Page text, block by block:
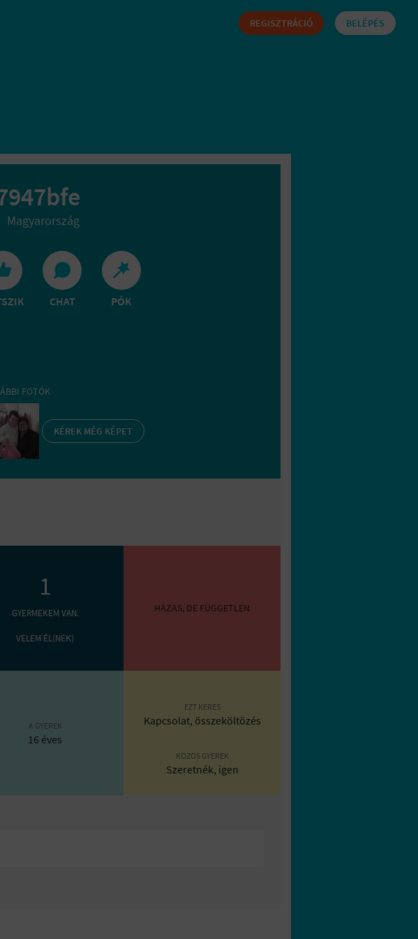
BELÉPÉS
REGISZTRÁCIÓ
Magyarország
CHAT PÓK
FOTÓK
KÉREK MÉG KÉPET
1
GYERMEKEM VAN.
VELEM ÉL(NEK)
A GYEREK
16 éves
HÁZAS, DE FÜGGETLEN
EZT KERES
Kapcsolat, összeköltözés
KÖZÖS GYEREK
Szeretnék, igen